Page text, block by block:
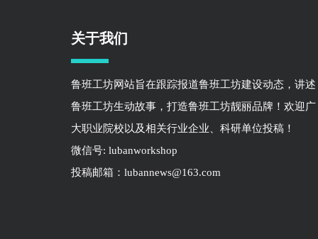
关于我们
鲁班工坊网站旨在跟踪报道鲁班工坊建设动态，讲述
鲁班工坊生动故事，打造鲁班工坊靓丽品牌！欢迎广
大职业院校以及相关行业企业、科研单位投稿！
微信号: lubanworkshop
投稿邮箱：lubannews@163.com